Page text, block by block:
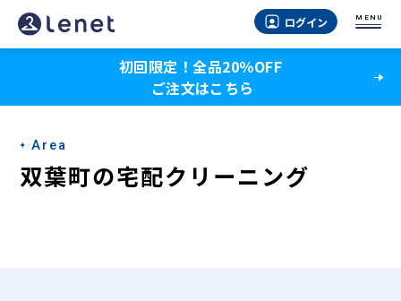
双
葉
の
宅
配
ログイン MENU
初回限定！全品20％OFF
ご注文はこちら
Area
双葉町の宅配クリーニング